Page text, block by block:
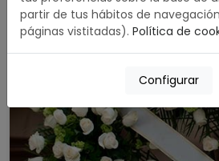
partir de tus hábitos de
páginas vistitadas). Política de
Configurar